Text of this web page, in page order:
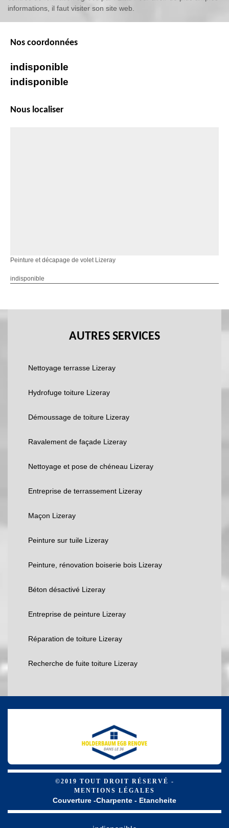
informations, il faut visiter son site web.
Nos coordonnées
indisponible
indisponible
Nous localiser
Peinture et décapage de volet Lizeray
indisponible
AUTRES SERVICES
Nettoyage terrasse Lizeray
Hydrofuge toiture Lizeray
Démoussage de toiture Lizeray
Ravalement de façade Lizeray
Nettoyage et pose de chéneau Lizeray
Entreprise de terrassement Lizeray
Maçon Lizeray
Peinture sur tuile Lizeray
Peinture, rénovation boiserie bois Lizeray
Béton désactivé Lizeray
Entreprise de peinture Lizeray
Réparation de toiture Lizeray
Recherche de fuite toiture Lizeray
©2019 TOUT DROIT RÉSERVÉ -
MENTIONS LÉGALES
Couverture -Charpente - Etancheite